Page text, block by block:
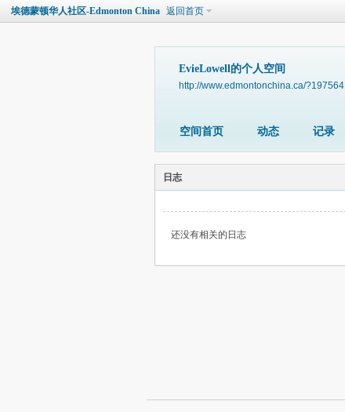
埃德蒙顿华人社区-Edmonton China 返回首页
EvieLowell的个人空间
http://www.edmontonchina.ca/?197564
空间首页 动态 记录
日志
还没有相关的日志